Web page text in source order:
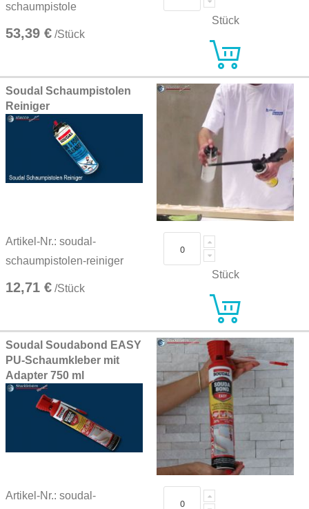
schaumpistole
53,39 € /Stück
Stück
Soudal Schaumpistolen
Reiniger
Artikel-Nr.: soudal-
schaumpistolen-reiniger
12,71 € /Stück
Stück
Soudal Soudabond EASY
PU-Schaumkleber mit
Adapter 750 ml
Artikel-Nr.: soudal-